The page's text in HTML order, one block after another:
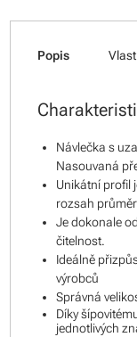
Popis
Návlečka s
Nasouvaná
Unikátní profil
rozsah
Je dokonale
čitelnost.
Ideálně
výrobců
Správná
Díky
jednotlivých